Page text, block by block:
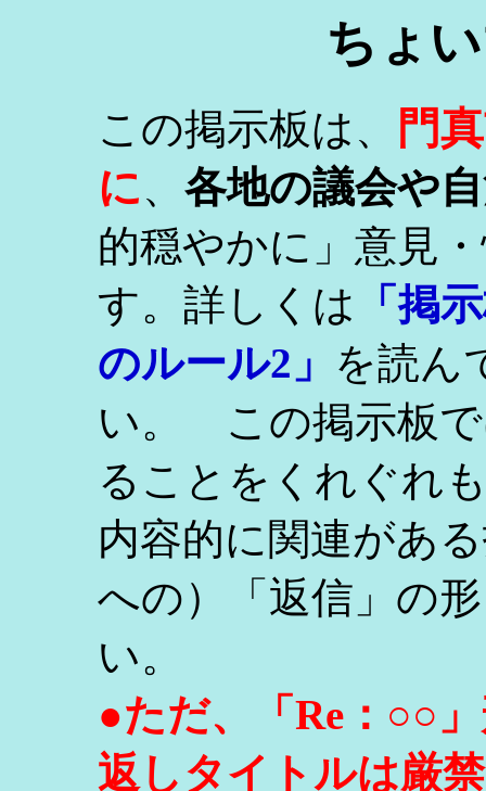
ちょ
この掲示板は、
門
に、 各地の議会や
的穏やかに」意見
す。詳しくは
「掲
のルール2」 を読ん
い。 この掲示板で
ることをくれぐれ
内容的に関連があ
への）「返信」の
い。
●ただ、「Re：○○
返しタイトルは厳